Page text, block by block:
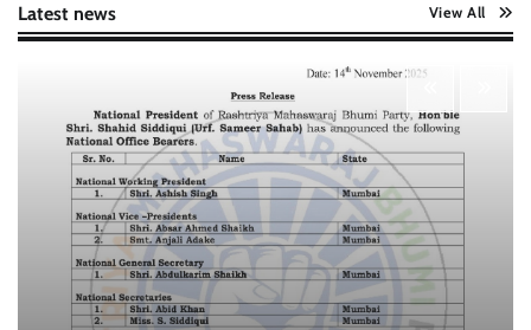
Admin January 1, 2026 0
वार्ड 160 से महास्वराज पार्टी की प्रत्याशी स्वलेहा सिद्दीकी—
नामांकन मंज़ूर, 3 जनवरी को मिलेगा चुनाव चिन्ह
Admin December 31, 2025 0
Latest news View All